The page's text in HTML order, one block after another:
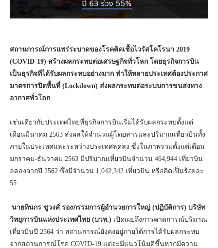
สถานการณ์การแพร่ระบาดของโรคติดเชื้อไวรัสโคโรนา 2019
(COVID-19) สร้างผลกระทบต่อเศรษฐกิจทั่วโลก โดยธุรกิจการบิน
เป็นธุรกิจที่ได้รับผลกระทบอย่างมาก ทำให้หลายประเทศต้องประกาศ
มาตรการปิดพื้นที่ (Lockdown) ส่งผลกระทบต่อระบบการขนส่งทาง
อากาศทั่วโลก
เช่นเดียวกับประเทศไทยที่ธุรกิจการบินเริ่มได้รับผลกระทบตั้งแต่
เดือนมีนาคม 2563 ส่งผลให้จำนวนผู้โดยสารและปริมาณเที่ยวบินทั้ง
ภายในประเทศและระหว่างประเทศลดลง ซึ่งในภาพรวมตั้งแต่เดือน
มกราคม-ธันวาคม 2563 มีปริมาณเที่ยวบินจำนวน 464,944 เที่ยวบิน
ลดลงจากปี 2562 ซึ่งมีจำนวน 1,042,342 เที่ยวบิน หรือคิดเป็นร้อยละ
55
นายทินกร ชูวงศ์ รองกรรมการผู้อำนวยการใหญ่ (ปฏิบัติการ) บริษัท
วิทยุการบินแห่งประเทศไทย (บวท.) เปิดเผยถึงการคาดการณ์ปริมาณ
เที่ยวบินปี 2564 ว่า สถานการณ์ยังคงอยู่ภายใต้การได้รับผลกระทบ
จากสถานการณ์โรค COVID-19 แต่จะมีแนวโน้มดีขึ้นหากมีความ